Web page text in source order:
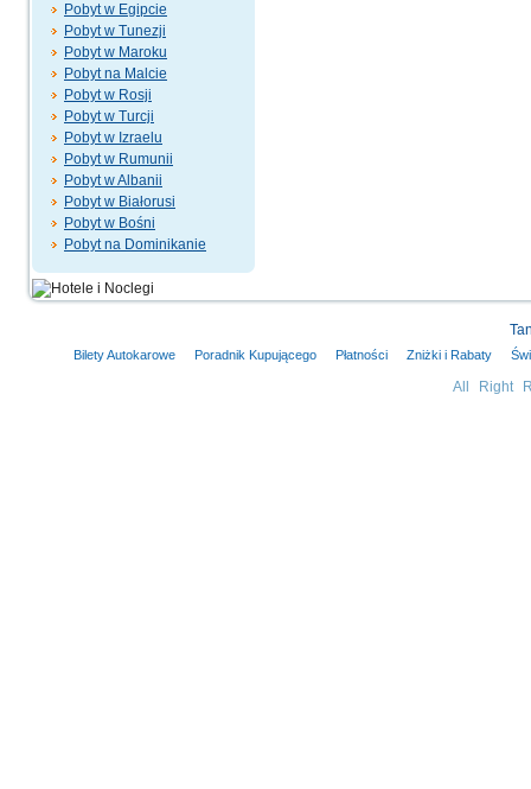
Pobyt w Egipcie
Pobyt w Tunezji
Pobyt w Maroku
Pobyt na Malcie
Pobyt w Rosji
Pobyt w Turcji
Pobyt w Izraelu
Pobyt w Rumunii
Pobyt w Albanii
Pobyt w Białorusi
Pobyt w Bośni
Pobyt na Dominikanie
Bilety Autokarowe Poradnik Kupującego Płatności Zniżki i Rabaty
All Right